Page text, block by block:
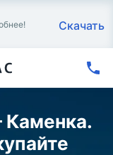
Скачать